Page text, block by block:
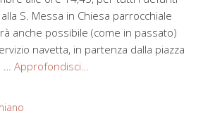
S. Messa in Chiesa parrocchiale
anche possibile (come in passato)
navetta, in partenza dalla piazza
… Approfondisci…